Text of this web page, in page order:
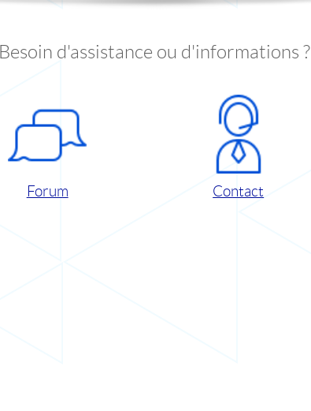
Besoin d'assistance ou d'informations ?
Forum Contact